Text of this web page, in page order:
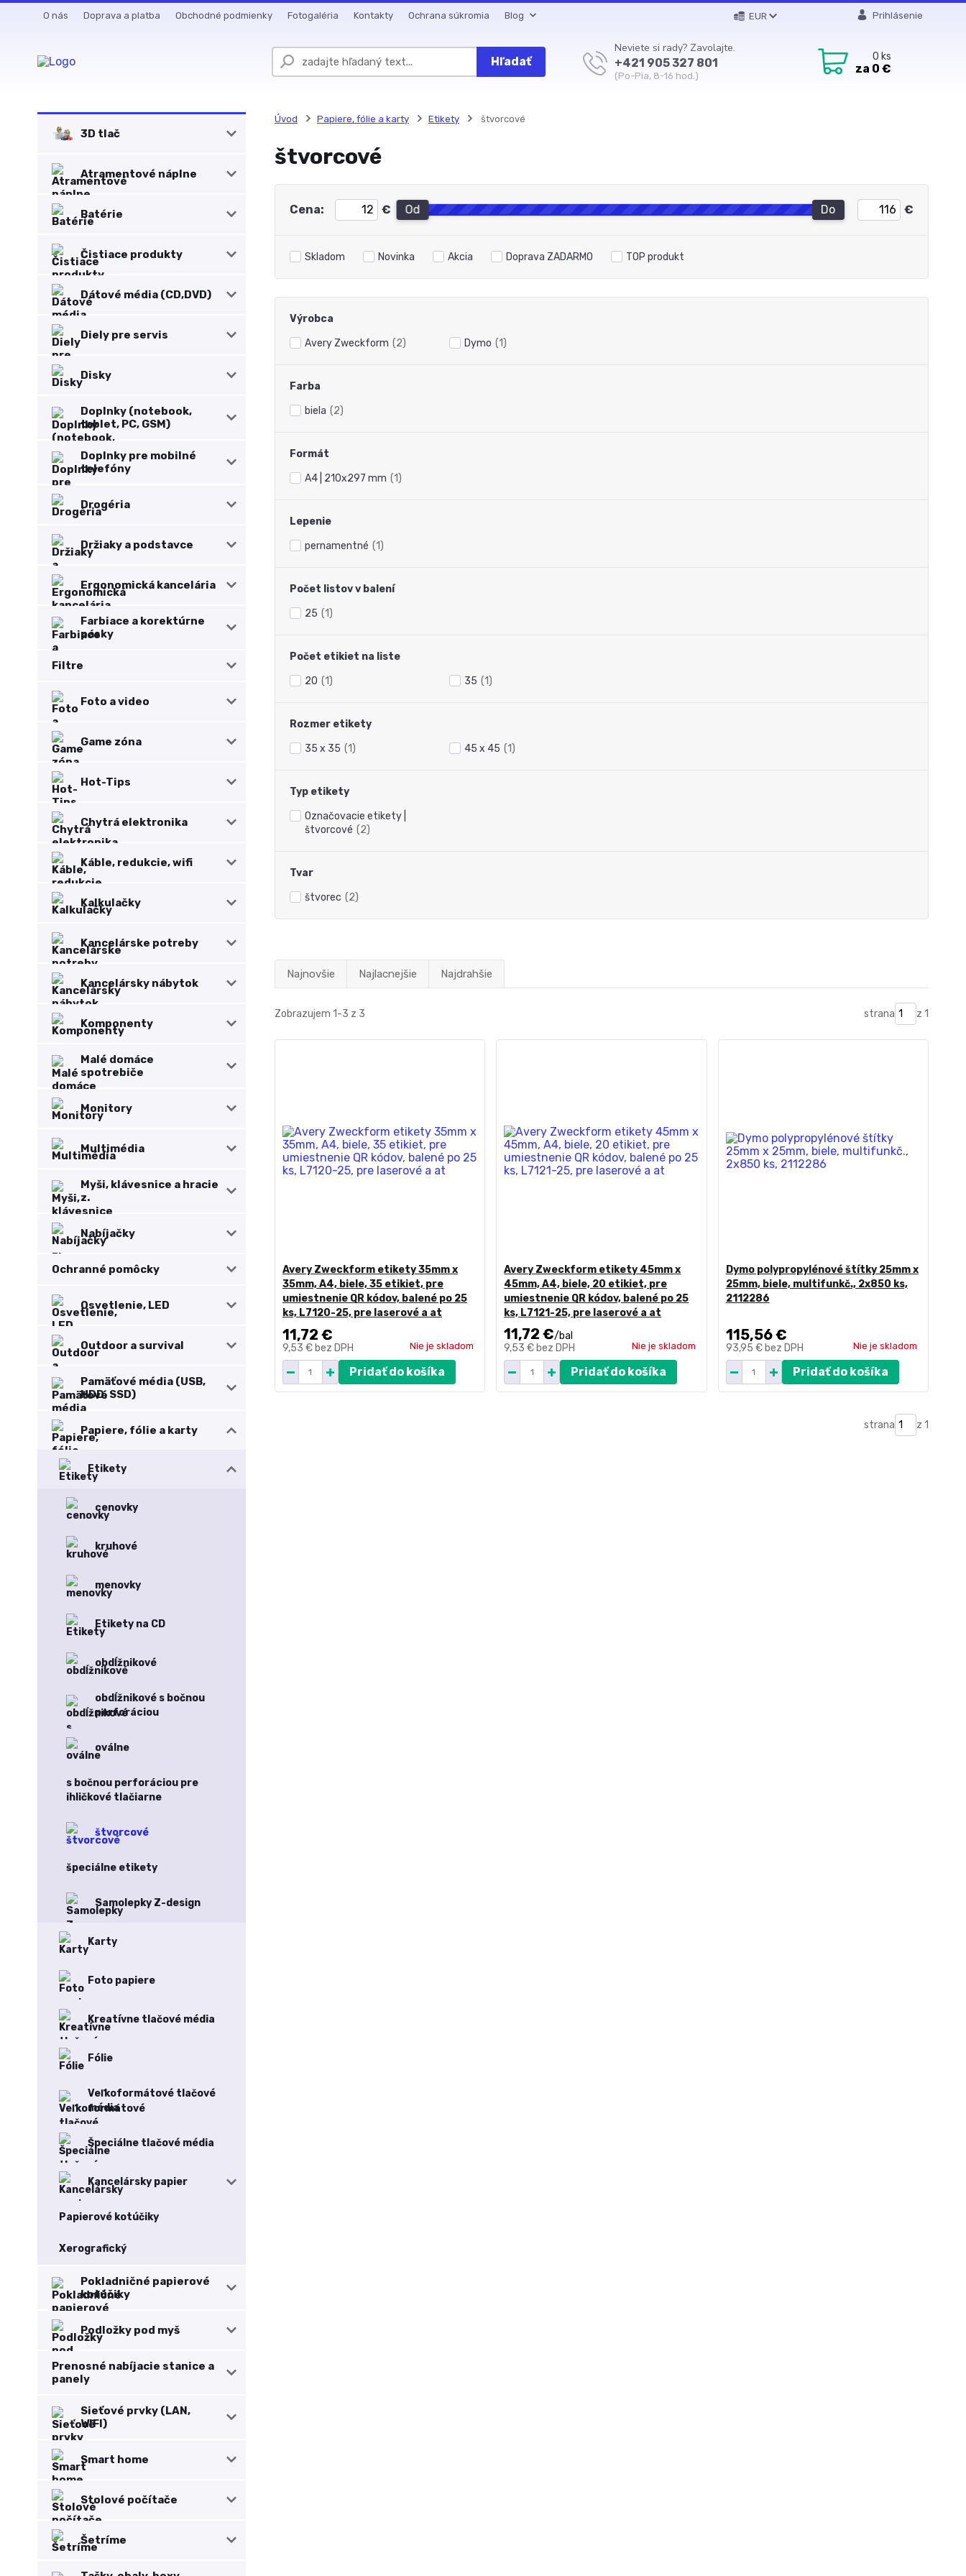
O nás Doprava a platba Obchodné podmienky Fotogaléria Kontakty Ochrana súkromia Blog EUR Prihlásenie
Hľadať
Neviete si rady? Zavolajte.
+421 905 327 801
(Po-Pia, 8-16 hod.)
0 ks
za 0 €
3D tlač
Atramentové náplne
Batérie
Čistiace produkty
Dátové média (CD,DVD)
Diely pre servis
Disky
Doplnky (notebook,
tablet, PC, GSM)
Doplnky pre mobilné
telefóny
Drogéria
Držiaky a podstavce
Ergonomická kancelária
Farbiace a korektúrne
pásky
Filtre
Foto a video
Game zóna
Hot-Tips
Chytrá elektronika
Káble, redukcie, wifi
Kalkulačky
Kancelárske potreby
Kancelársky nábytok
Komponenty
Malé domáce
spotrebiče
Monitory
Multimédia
Myši, klávesnice a hracie
z.
Nabíjačky
Ochranné pomôcky
Osvetlenie, LED
Outdoor a survival
Pamäťové média (USB,
HDD, SSD)
Papiere, fólie a karty
Etikety
cenovky
kruhové
menovky
Etikety na CD
obdĺžnikové
obdĺžnikové s bočnou
perforáciou
oválne
s bočnou perforáciou pre
ihličkové tlačiarne
štvorcové
špeciálne etikety
Samolepky Z-design
Karty
Foto papiere
Kreatívne tlačové média
Fólie
Veľkoformátové tlačové
média
Špeciálne tlačové média
Kancelársky papier
Papierové kotúčiky
Xerografický
Pokladničné papierové
kotúčiky
Podložky pod myš
Prenosné nabíjacie stanice a
panely
Sieťové prvky (LAN,
WIFI)
Smart home
Stolové počítače
Šetríme
Úvod Papiere, fólie a karty Etikety štvorcové
štvorcové
Cena: € Od Do €
Skladom Novinka Akcia Doprava ZADARMO TOP produkt
Výrobca
Avery Zweckform (2) Dymo (1)
Farba
biela (2)
Formát
A4 | 210x297 mm (1)
Lepenie
pernamentné (1)
Počet listov v balení
25 (1)
Počet etikiet na liste
20 (1) 35 (1)
Rozmer etikety
35 x 35 (1) 45 x 45 (1)
Typ etikety
Označovacie etikety |
štvorcové (2)
Tvar
štvorec (2)
Najnovšie Najlacnejšie Najdrahšie
Zobrazujem 1-3 z 3 strana z 1
Avery Zweckform etikety 35mm x
35mm, A4, biele, 35 etikiet, pre
umiestnenie QR kódov, balené po 25
ks, L7120-25, pre laserové a at
11,72 €
9,53 € bez DPH Nie je skladom
Pridať do košíka
Avery Zweckform etikety 45mm x
45mm, A4, biele, 20 etikiet, pre
umiestnenie QR kódov, balené po 25
ks, L7121-25, pre laserové a at
11,72 €/bal
9,53 € bez DPH Nie je skladom
Pridať do košíka
Dymo polypropylénové štítky 25mm x
25mm, biele, multifunkč., 2x850 ks,
2112286
115,56 €
93,95 € bez DPH Nie je skladom
Pridať do košíka
strana z 1